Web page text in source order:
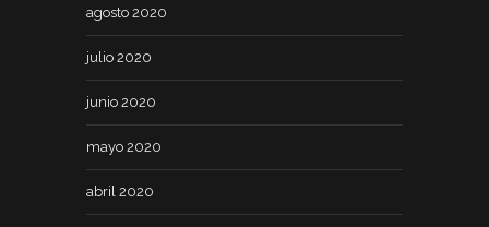
agosto 2020
julio 2020
junio 2020
mayo 2020
abril 2020